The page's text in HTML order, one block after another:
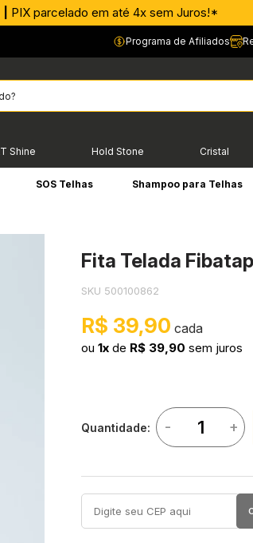
PIX parcelado em até 4x sem Juros!*
Programa de Afiliados
Shine Hold Stone Cristal
SOS Telhas Shampoo para Telhas
Fita Telada
SKU 500100862
R$ 39,90
ou1x de R$ 39,90 sem juros
Quantidade: - +